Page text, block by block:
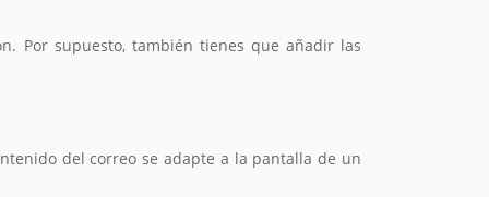
Por supuesto, también tienes que añadir las
del correo se adapte a la pantalla de un